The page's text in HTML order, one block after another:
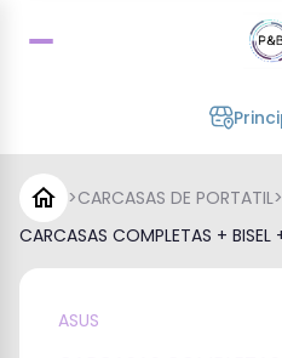
>CARCASAS DE PORTATIL>
CARCASAS COMPLETAS + BISEL
ASUS